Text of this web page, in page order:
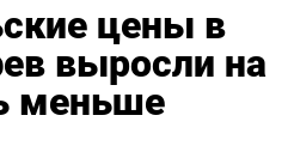
цены в
выросли на
меньше